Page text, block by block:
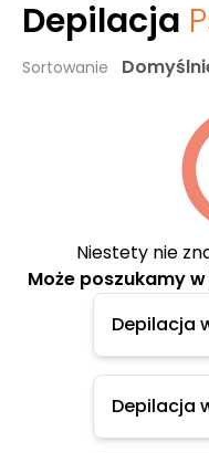
Depilacja
Sortowanie
Niestety nie
Może poszukamy
Depilacja
Depilacja